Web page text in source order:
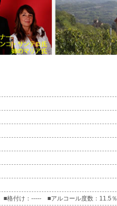
格付け：----- ■アルコール度数：11.5％